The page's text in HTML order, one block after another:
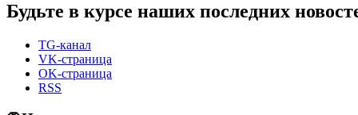
Будьте в курсе наших последних
TG-канал
VK-страница
OK-страница
RSS